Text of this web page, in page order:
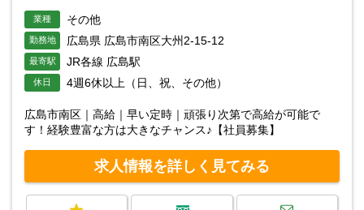
業種 その他
勤務地 広島県 広島市南区大州2-15-12
最寄駅 JR各線 広島駅
休日 4週6休以上（日、祝、その他）
広島市南区｜高給｜早い定時｜頑張り次第で高給が可能で
す！経験豊富な方は大きなチャンス♪【社員募集】
求人情報を詳しく見てみる